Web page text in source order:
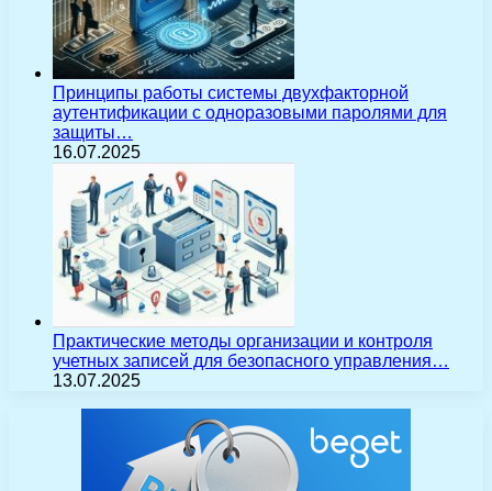
Принципы работы системы двухфакторной
аутентификации с одноразовыми паролями для
защиты…
16.07.2025
Практические методы организации и контроля
учетных записей для безопасного управления…
13.07.2025